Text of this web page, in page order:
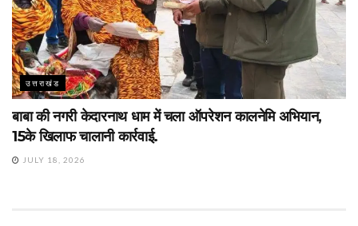
उत्तराखंड
बाबा की नगरी केदारनाथ धाम में चला ऑपरेशन कालनेमि अभियान,
15के खिलाफ चालानी कार्रवाई.
JULY 18, 2026